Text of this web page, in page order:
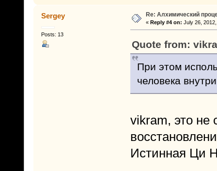
Sergey
Posts: 13
Re: Алхимический
« Reply #4 on: July 26,
Quote from:
При этом
человека
vikram, это не
Истинная Ци